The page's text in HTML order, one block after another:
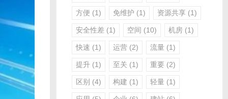
方便 (1) 免维护 (1) 资源共享 (1)
安全性差 (1) 空间 (10) 机房 (1)
快速 (1) 运营 (2) 流量 (1)
提升 (1) 至关 (1) 重要 (2)
区别 (4) 构建 (1) 轻量 (1)